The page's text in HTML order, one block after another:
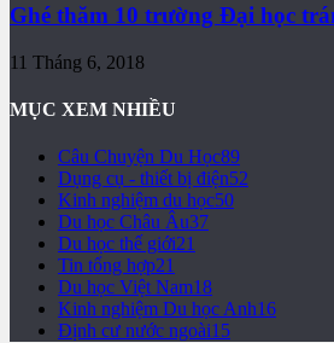
Ghé thăm 10 trường Đại học
11 Tháng 6, 2018
MỤC XEM NHIỀU
Câu Chuyện Du Học89
Dụng cụ - thiết bị điện52
Kinh nghiệm du học50
Du học Châu Âu37
Du học thế giới21
Tin tổng hợp21
Du học Việt Nam18
Kinh nghiệm Du học Anh16
Định cư nước ngoài15